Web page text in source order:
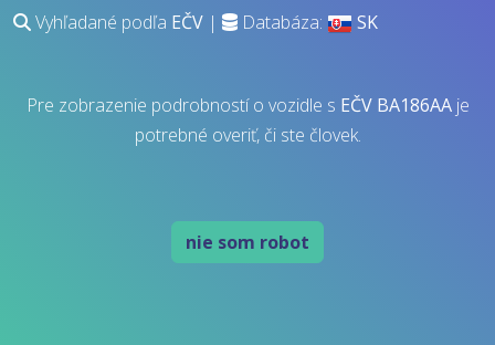
Vyhľadané podľa EČV | Databáza: SK
Pre zobrazenie podrobností o vozidle s EČV BA186AAje
potrebné overiť, či ste človek.
nie som robot